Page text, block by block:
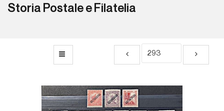
Storia Postale e Filatelia